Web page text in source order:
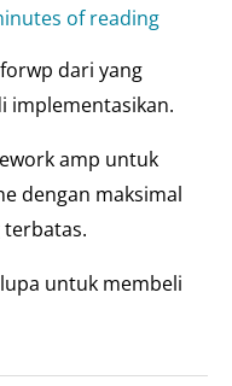
of reading
dari yang
implementasikan.
amp untuk
dengan maksimal
terbatas.
untuk membeli